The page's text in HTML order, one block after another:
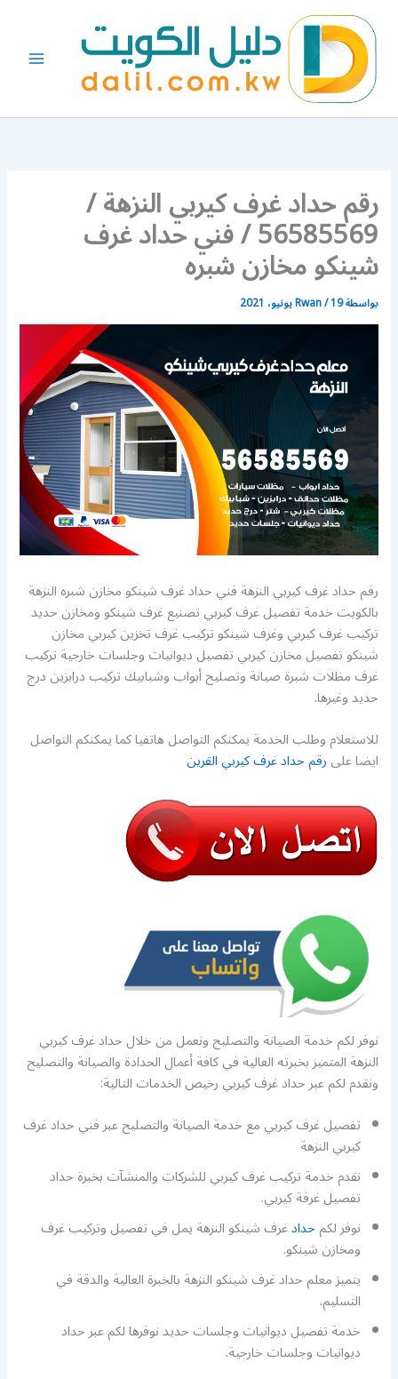
المحتوى
رقم حداد غرف كيربي النزهة /
56585569 / فني حداد غرف
شينكو مخازن شبره
بواسطة Rwan/19 يونيو، 2021
رقم حداد غرف كيربي النزهة فني حداد غرف شينكو مخازن شبره النزهة
بالكويت خدمة تفصيل غرف كيربي تصنيع غرف شينكو ومخازن حديد
تركيب غرف كيربي وغرف شينكو تركيب غرف تخزين كيربي مخازن
شينكو تفصيل مخازن كيربي تفصيل ديوانيات وجلسات خارجية تركيب
غرف مظلات شبرة صيانة وتصليح أبواب وشبابيك تركيب درابزين درج
حديد وغيرها.
للاستعلام وطلب الخدمة يمكنكم التواصل هاتفيا كما يمكنكم التواصل
ايضا علىرقم حداد غرف كيربي القرين
نوفر لكم خدمة الصيانة والتصليح ونعمل من خلال حداد غرف كيربي
النزهة المتميز بخبرته العالية في كافة أعمال الحدادة والصيانة والتصليح
ونقدم لكم عبر حداد غرف كيربي رخيص الخدمات التالية:
تفصيل غرف كيربي مع خدمة الصيانة والتصليح عبر فني حداد غرف
كيربي النزهة
نقدم خدمة تركيب غرف كيربي للشركات والمنشآت بخبرة حداد
تفصيل غرفة كيربي.
نوفر لكمحدادغرف شينكو النزهة يمل في تفصيل وتركيب غرف
ومخازن شينكو.
يتميز معلم حداد غرف شينكو النزهة بالخبرة العالية والدقة في
التسليم.
خدمة تفصيل ديوانيات وجلسات حديد نوفرها لكم عبر حداد
ديوانيات وجلسات خارجية.